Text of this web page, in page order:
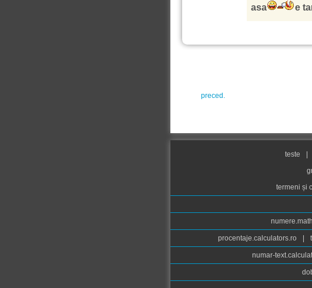
asa
e
preced.
teste
termeni și
procentaje.calculators.ro
numar-